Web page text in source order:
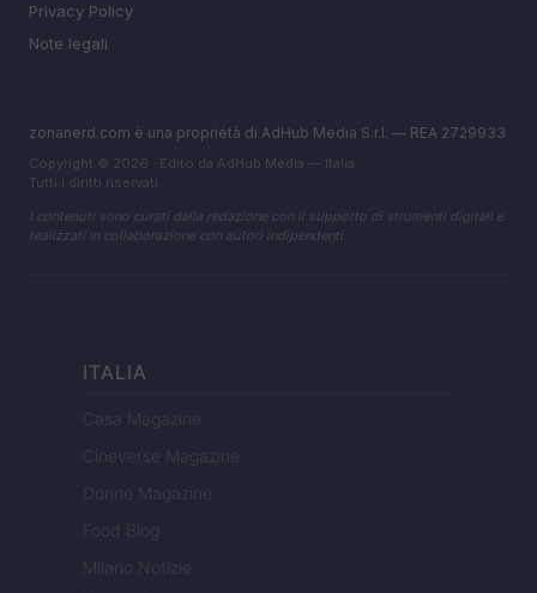
Privacy Policy
Note legali
zonanerd.com è una proprietà di AdHub Media S.r.l. — REA 2729933
Copyright © 2026 · Edito da AdHub Media — Italia
Tutti i diritti riservati
I contenuti sono curati dalla redazione con il supporto di strumenti digitali e
realizzati in collaborazione con autori indipendenti.
ITALIA
Casa Magazine
Cineverse Magazine
Donne Magazine
Food Blog
Milano Notizie